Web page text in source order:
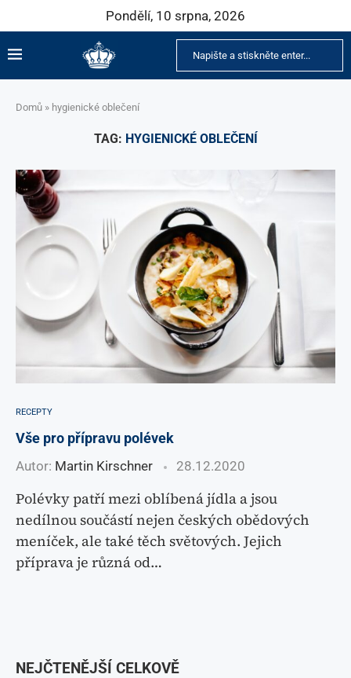
Pondělí, 10 srpna, 2026
Domů » hygienické oblečení
TAG: HYGIENICKÉ OBLEČENÍ
RECEPTY
Vše pro přípravu polévek
Autor: Martin Kirschner 28.12.2020
Polévky patří mezi oblíbená jídla a jsou
nedílnou součástí nejen českých obědových
meníček, ale také těch světových. Jejich
příprava je různá od…
NEJČTENĚJŠÍ CELKOVĚ